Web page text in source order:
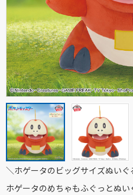
＼ホゲータのビッグサイズぬいぐ
ホゲータのめちゃもふぐっとぬ